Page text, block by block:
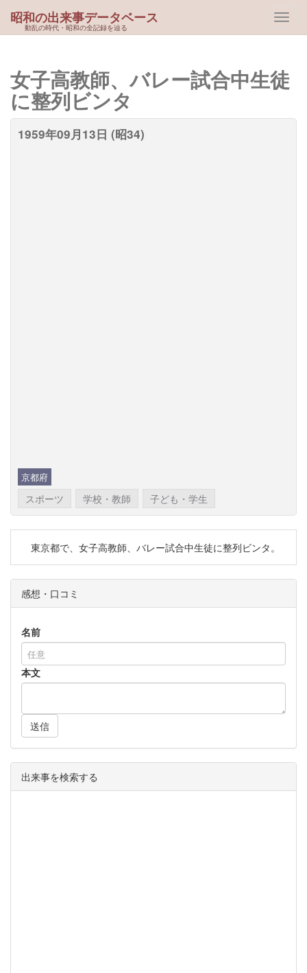
動乱の時代・昭和の全記録を辿る
昭和の出来事データベース
女子高教師、バレー試合中生徒
に整列ビンタ
1959年09月13日 (昭34)
京都府
スポーツ 学校・教師 子ども・学生
東京都で、女子高教師、バレー試合中生徒に整列ビンタ。
感想・口コミ
名前
本文
送信
出来事を検索する